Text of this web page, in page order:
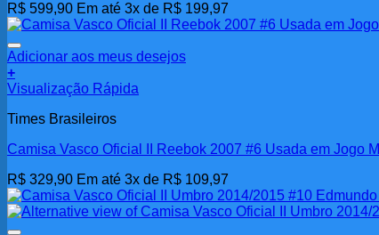
opções
podem
ser
escolhidas
na
página
produto
R$ 599,90 Em até 3x de R$ 199,97
Adicionar aos meus desejos
+
Visualização Rápida
Times Brasileiros
Camisa Vasco Oficial II Reebok 2007 #6 Usada em Jogo M
R$ 329,90 Em até 3x de R$ 109,97